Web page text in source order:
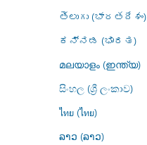
తెలుగు (భారతదేశం)
ಕನ್ನಡ (ಭಾರತ)
മലയാളം (ഇന്ത്യ)
සිංහල (ශ්‍රී ලංකාව)
ไทย (ไทย)
ລາວ (ລາວ)